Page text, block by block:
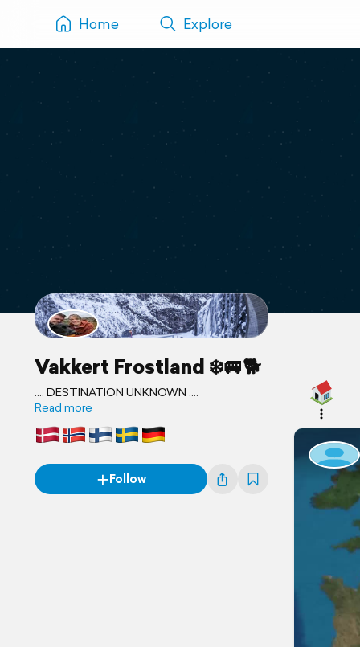
Home Explore
Vakkert Frostland ❄️🚐🐕
..:: DESTINATION UNKNOWN ::..
Read more
Follow